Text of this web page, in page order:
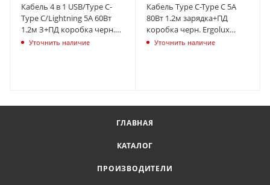
Кабель 4 в 1 USB/Type C-
Type C/Lightning 5А 60Вт
1.2м З+ПД коробка черн.
Ergolux 15248
Уточнить наличие
Кабель Type C-Type C 5А
80Вт 1.2м зарядка+ПД
коробка черн. Ergolux
15201
Уточнить наличие
ГЛАВНАЯ
КАТАЛОГ
ПРОИЗВОДИТЕЛИ